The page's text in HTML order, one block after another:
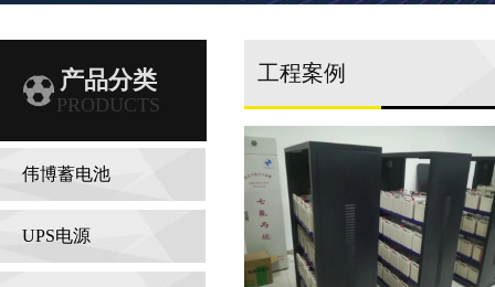
产品分类
PRODUCTS
伟博蓄电池
UPS电源
工程案例